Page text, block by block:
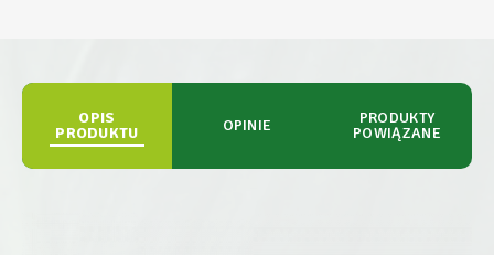
OPIS
PRODUKTU
OPINIE
PRODUKTY
POWIĄZANE